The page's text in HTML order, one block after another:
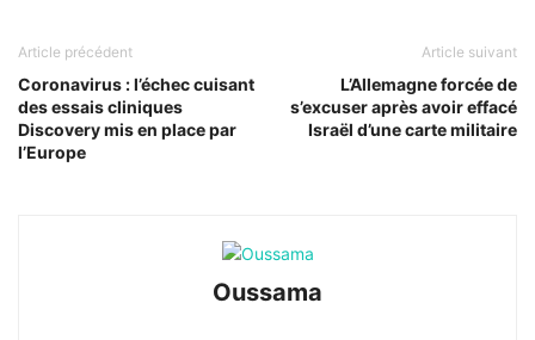
Article précédent
Coronavirus : l’échec cuisant
des essais cliniques
Discovery mis en place par
l’Europe
Article suivant
L’Allemagne forcée de
s’excuser après avoir effacé
Israël d’une carte militaire
Oussama